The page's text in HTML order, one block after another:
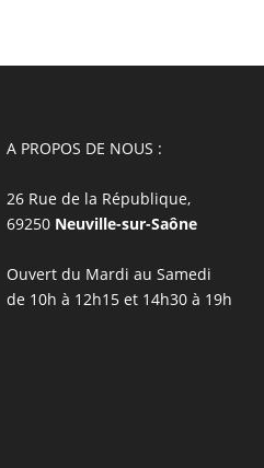
A PROPOS DE NOUS :
26 Rue de la République,
69250 Neuville-sur-Saône
Ouvert du Mardi au Samedi
de 10h à 12h15 et 14h30 à 19h